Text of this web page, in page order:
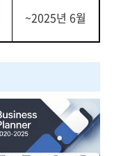
~2025년 6월